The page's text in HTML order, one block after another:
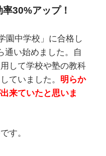
30%アップ！
園中学校」に合格し
通い始めました。自
して学校や塾の教科
ていました。 明らか
来ていたと思いま
す。